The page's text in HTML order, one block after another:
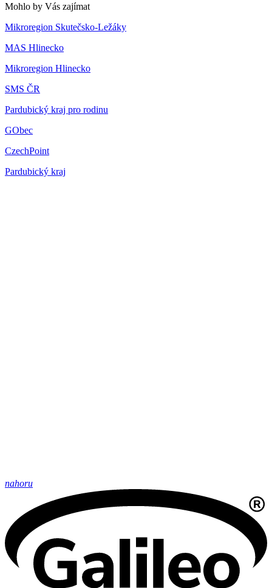
Mohlo by Vás zajímat
Mikroregion Skutečsko-Ležáky
MAS Hlinecko
Mikroregion Hlinecko
SMS ČR
Pardubický kraj pro rodinu
GObec
CzechPoint
Pardubický kraj
nahoru